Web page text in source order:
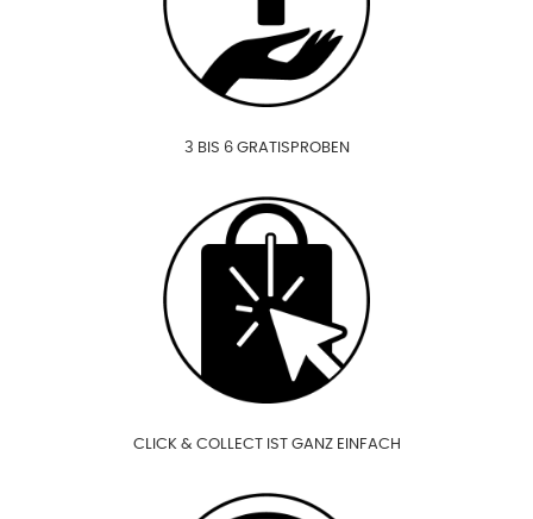
3 BIS 6 GRATISPROBEN
CLICK & COLLECT IST GANZ EINFACH